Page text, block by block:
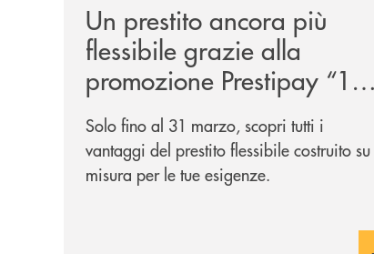
Un prestito ancora più
flessibile grazie alla
promozione Prestipay “110
Volte Su Misura per Te!”
Solo fino al 31 marzo, scopri tutti i
vantaggi del prestito flessibile costruito su
misura per le tue esigenze.